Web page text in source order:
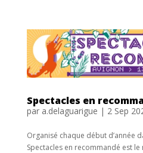
Spectacles en
par a.delaguarigue | 2 Sep
Organisé chaque début d’année
Spectacles en recommandé est